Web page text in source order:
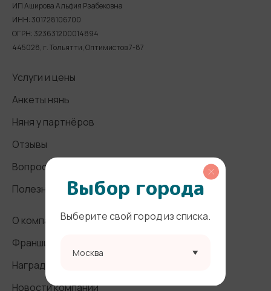
ИП Аширова Альфия Рзабековна
ИНН: 301728106700
ОГРН: 323631200014894
445028, г. Тольятти, Оптимистов 7-87
Услуги и цены
Анкеты нянь
Няня у партнёров
Отзывы
Вопросы и ответы
Полезные статьи
О компании
Франшиза
Награды и СМИ
Новости компании
Выбор города
Выберите свой город из списка.
Москва